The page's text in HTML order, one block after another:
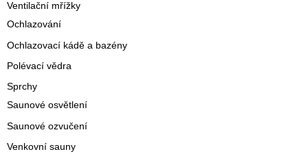
Ventilační mřížky
Ochlazování
Ochlazovací kádě a bazény
Polévací vědra
Sprchy
Saunové osvětlení
Saunové ozvučení
Venkovní sauny